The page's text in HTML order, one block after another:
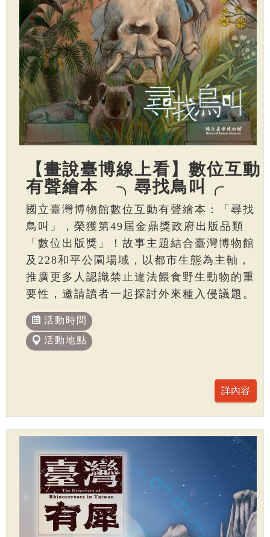
【畫說臺博線上看】數位互動
有聲繪本 ╮尋找鳥叫╭
國立臺灣博物館數位互動有聲繪本：「尋找
鳥叫」，榮獲第49屆金鼎獎政府出版品類
「數位出版獎」！故事主題結合臺灣博物館
及228和平公園場域，以都市生態為主軸，
推廣更多人認識禁止違法餵食野生動物的重
要性，邀請讀者一起探討外來種入侵議題。
活動時間
活動地點